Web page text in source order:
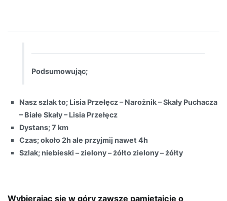
Podsumowując;
Nasz szlak to; Lisia Przełęcz – Narożnik – Skały Puchacza
– Białe Skały – Lisia Przełęcz
Dystans; 7 km
Czas; około 2h ale przyjmij nawet 4h
Szlak; niebieski – zielony – żółto zielony – żółty
Wybierając się w góry zawsze pamiętajcie o